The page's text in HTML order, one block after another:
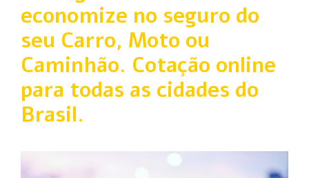
economize no seguro do
seu Carro, Moto ou
Caminhão. Cotação online
para todas as cidades do
Brasil.